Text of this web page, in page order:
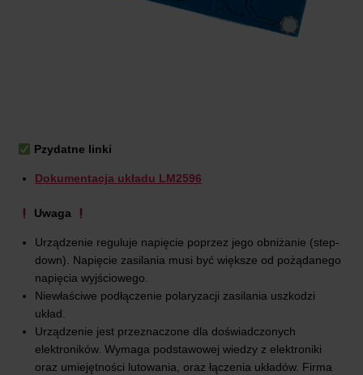
Pzydatne linki
Dokumentacja układu LM2596
Uwaga
Urządzenie reguluje napięcie poprzez jego obniżanie (step-
down). Napięcie zasilania musi być większe od pożądanego
napięcia wyjściowego.
Niewłaściwe podłączenie polaryzacji zasilania uszkodzi
układ.
Urządzenie jest przeznaczone dla doświadczonych
elektroników. Wymaga podstawowej wiedzy z elektroniki
oraz umiejętności lutowania, oraz łączenia układów. Firma